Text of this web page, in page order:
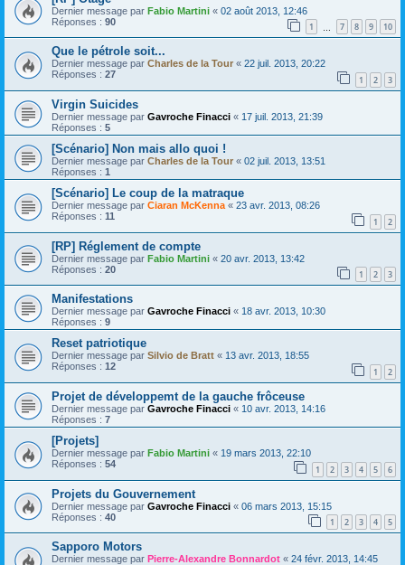
Dernier message par Fabio Martini « 02 août 2013, 12:46
Réponses : 90 1 7 8 9 10
Que le pétrole soit...
Dernier message par Charles de la Tour « 22 juil. 2013, 20:22
Réponses : 27 1 2 3
Virgin Suicides
Dernier message par Gavroche Finacci « 17 juil. 2013, 21:39
Réponses : 5
[Scénario] Non mais allo quoi !
Dernier message par Charles de la Tour « 02 juil. 2013, 13:51
Réponses : 1
[Scénario] Le coup de la matraque
Dernier message par Ciaran McKenna « 23 avr. 2013, 08:26
Réponses : 11 1 2
[RP] Réglement de compte
Dernier message par Fabio Martini « 20 avr. 2013, 13:42
Réponses : 20 1 2 3
Manifestations
Dernier message par Gavroche Finacci « 18 avr. 2013, 10:30
Réponses : 9
Reset patriotique
Dernier message par Silvio de Bratt « 13 avr. 2013, 18:55
Réponses : 12 1 2
Projet de développemt de la gauche frôceuse
Dernier message par Gavroche Finacci « 10 avr. 2013, 14:16
Réponses : 7
[Projets]
Dernier message par Fabio Martini « 19 mars 2013, 22:10
Réponses : 54 1 2 3 4 5 6
Projets du Gouvernement
Dernier message par Gavroche Finacci « 06 mars 2013, 15:15
Réponses : 40 1 2 3 4 5
Sapporo Motors
Dernier message par Pierre-Alexandre Bonnardot « 24 févr. 2013, 14:45